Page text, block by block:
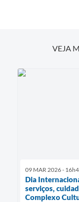
VEJA
09 MAR 2026 -
Dia
serviços,
Complexo